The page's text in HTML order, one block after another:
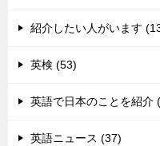
紹介したい人がいます
英検 (53)
英語で日本のことを紹介
英語ニュース (37)